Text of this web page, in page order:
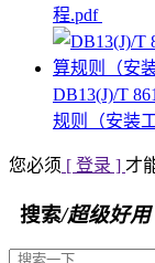
程.pdf
DB13(J)/T
规则（安装
您必须 [ 登录 ] 才
搜索/超级好用